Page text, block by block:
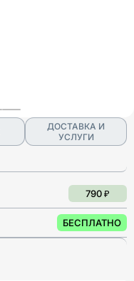
ДОСТАВКА И
УСЛУГИ
790 ₽
БЕСПЛАТНО